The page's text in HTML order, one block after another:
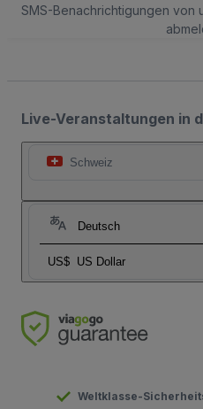
SMS-Benachrichtigungen von
Live-Veranstaltungen in
Schweiz
Deutsch
US$ US Dollar
Weltklasse-